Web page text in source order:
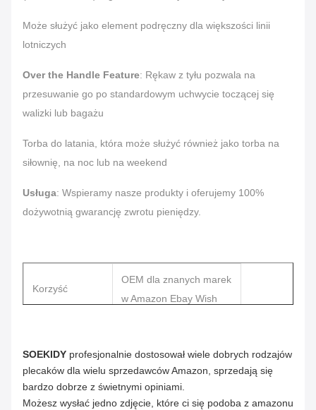
Może służyć jako element podręczny dla większości linii
lotniczych
Over the Handle Feature: Rękaw z tyłu pozwala na
przesuwanie go po standardowym uchwycie toczącej się
walizki lub bagażu
Torba do latania, która może służyć również jako torba na
siłownię, na noc lub na weekend
Usługa: Wspieramy nasze produkty i oferujemy 100%
dożywotnią gwarancję zwrotu pieniędzy.
Korzyść
OEM dla znanych marek
w Amazon Ebay Wish
na zabrudzenia
Materiał
Wysokiej jakości płótno,
skórzane paski PU
SOEKIDY profesjonalnie dostosował wiele dobrych rodzajów
plecaków dla wielu sprzedawców Amazon, sprzedają się
bardzo dobrze z świetnymi opiniami.
Możesz wysłać jedno zdjęcie, które ci się podoba z amazonu